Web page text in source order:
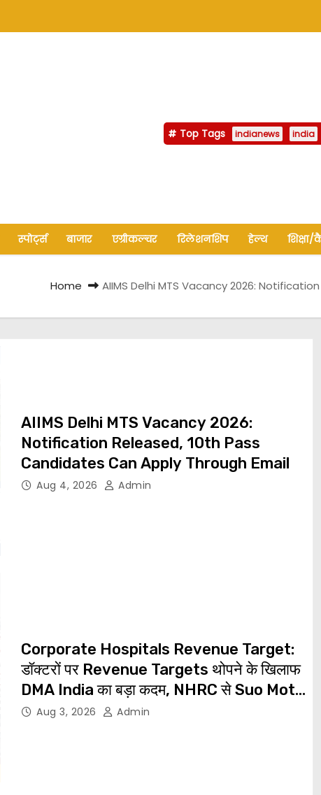
Top Tags indianews india
स्पोर्ट्स बाजार एग्रीकल्चर रिलेशनशिप हेल्थ शिक्षा/
Home AIIMS Delhi MTS Vacancy 2026:
AIIMS Delhi MTS Vacancy 2026:
Notification Released, 10th Pass
Candidates Can Apply Through Email
Aug 4, 2026 Admin
Corporate Hospitals Revenue Target:
डॉक्टरों पर Revenue Targets थोपने के खिलाफ
DMA India का बड़ा कदम, NHRC से Suo Motu
जांच की मांग
Aug 3, 2026 Admin